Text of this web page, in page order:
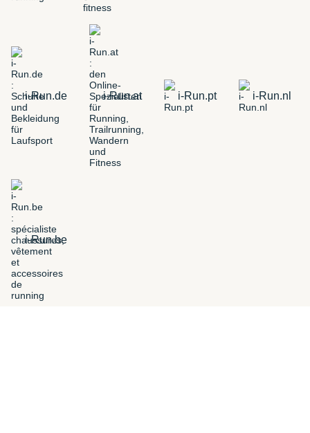
i-Run.de i-Run.at i-Run.pt i-Run.nl
i-Run.be